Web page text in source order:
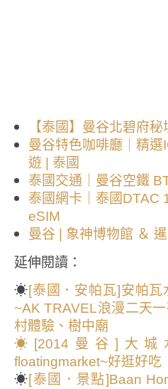
【泰國】曼谷北碧府
曼谷特色咖啡廳｜精選
遊 | 泰國
泰國交通｜曼谷空鐵
泰國網卡｜泰國DTAC
eSIM
曼谷 | 象神博物館 ＆
延伸閱讀：
☀[泰國．安帕瓦]安帕
~AK TRAVEL浪漫二天
村體驗、樹中廟
☀[2014曼谷]大城
floatingmarket~好逛好吃
☀[泰國．景點]Baan